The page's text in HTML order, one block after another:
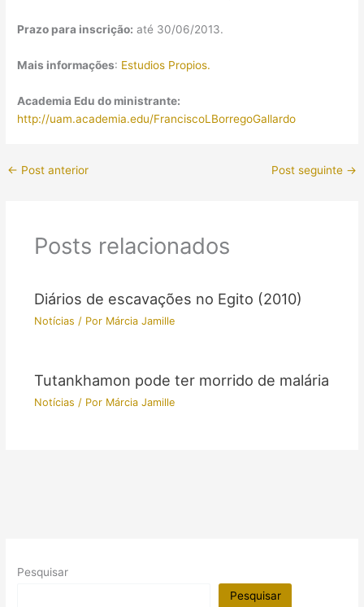
Prazo para inscrição: até 30/06/2013.
Mais informações: Estudios Propios.
Academia Edu do ministrante:
http://uam.academia.edu/FranciscoLBorregoGallardo
← Post anterior Post seguinte →
Posts relacionados
Diários de escavações no Egito (2010)
Notícias / Por Márcia Jamille
Tutankhamon pode ter morrido de malária
Notícias / Por Márcia Jamille
Pesquisar
Pesquisar